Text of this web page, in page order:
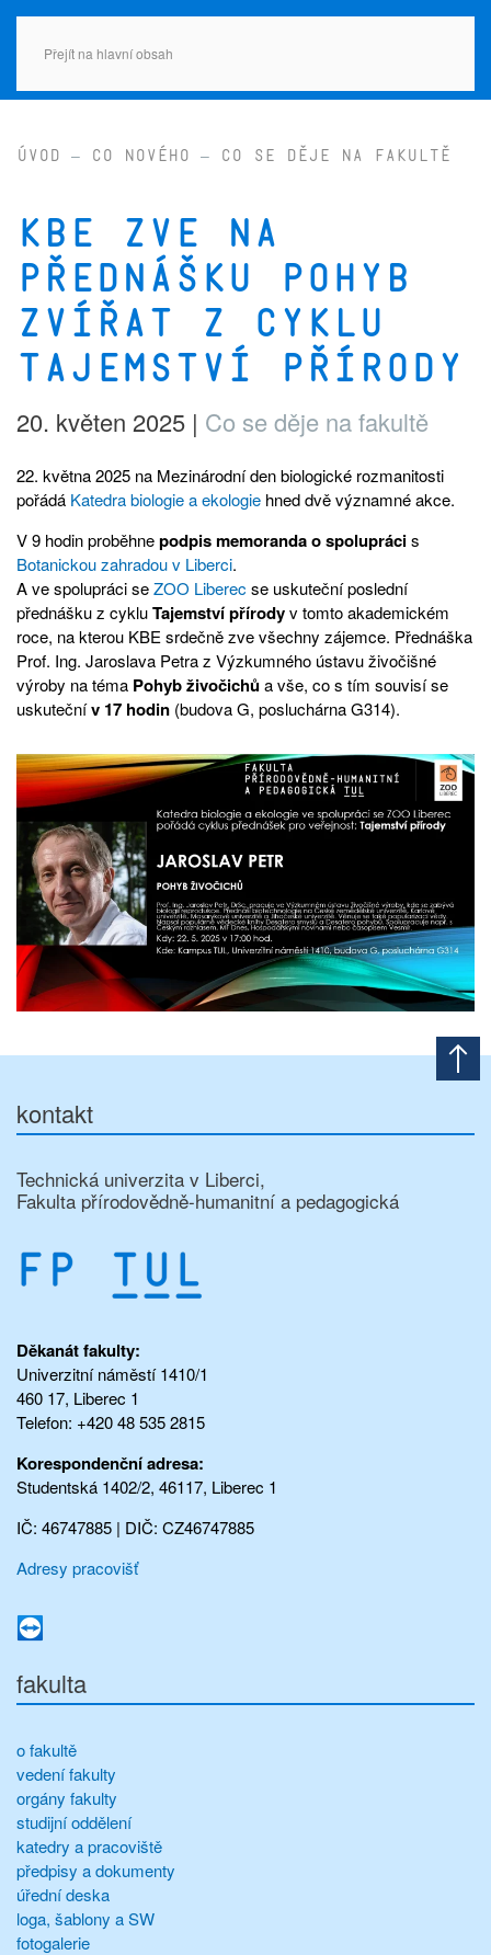
Přejít na hlavní obsah
Úvod Co nového Co se děje na fakultě
KBE zve na
přednášku Pohyb
zvířat z cyklu
Tajemství přírody
20. květen 2025 | Co se děje na fakultě
22. května 2025 na Mezinárodní den biologické rozmanitosti
pořádá Katedra biologie a ekologie hned dvě významné akce.
V 9 hodin proběhnepodpis memoranda o spoluprácis
Botanickou zahradou v Liberci.
A ve spolupráci seZOO Liberec se uskuteční poslední
přednášku z cykluTajemství přírodyv tomto akademickém
roce, na kterou KBE srdečně zve všechny zájemce. Přednáška
Prof. Ing. Jaroslava Petra z Výzkumného ústavu živočišné
výroby na téma Pohyb živočichůa vše, co s tím souvisí se
uskutečnív 17 hodin (budova G, posluchárna G314).
Otevřít
kontakt
Technická univerzita v Liberci,
Fakulta přírodovědně-humanitní a pedagogická
Děkanát fakulty:
Univerzitní náměstí 1410/1
460 17, Liberec 1
Telefon: +420 48 535 2815
Korespondenční adresa:
Studentská 1402/2, 46117, Liberec 1
IČ: 46747885 | DIČ: CZ46747885
Adresy pracovišť
fakulta
o fakultě
vedení fakulty
orgány fakulty
studijní oddělení
katedry a pracoviště
předpisy a dokumenty
úřední deska
loga, šablony a SW
fotogalerie